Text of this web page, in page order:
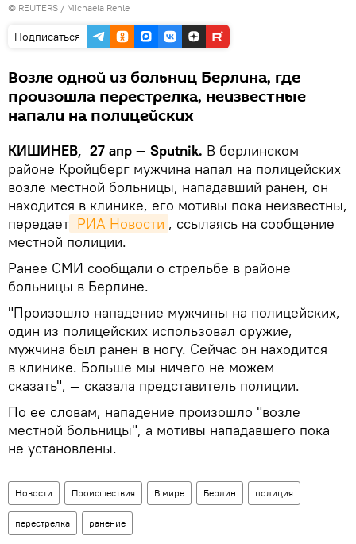
© REUTERS / Michaela Rehle
Подписаться
Возле одной из больниц Берлина, где
произошла перестрелка, неизвестные
напали на полицейских
КИШИНЕВ, 27 апр — Sputnik. В берлинском
районе Кройцберг мужчина напал на полицейских
возле местной больницы, нападавший ранен, он
находится в клинике, его мотивы пока неизвестны,
передает РИА Новости , ссылаясь на сообщение
местной полиции.
Ранее СМИ сообщали о стрельбе в районе
больницы в Берлине.
"Произошло нападение мужчины на полицейских,
один из полицейских использовал оружие,
мужчина был ранен в ногу. Сейчас он находится
в клинике. Больше мы ничего не можем
сказать", — сказала представитель полиции.
По ее словам, нападение произошло "возле
местной больницы", а мотивы нападавшего пока
не установлены.
Новости Происшествия В мире Берлин полиция
перестрелка ранение